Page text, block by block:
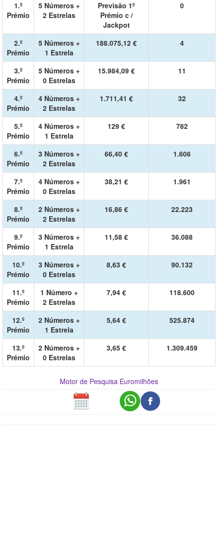
1.º
Prémio
5 Números +
2 Estrelas
Previsão 1º
Prémio c /
Jackpot
0
2.º
Prémio
5 Números +
1 Estrela
188.075,12 € 4
3.º
Prémio
5 Números +
0 Estrelas
15.984,09 € 11
4.º
Prémio
4 Números +
2 Estrelas
1.711,41 € 32
5.º
Prémio
4 Números +
1 Estrela
129 € 782
6.º
Prémio
3 Números +
2 Estrelas
66,40 € 1.606
7.º
Prémio
4 Números +
0 Estrelas
38,21 € 1.961
8.º
Prémio
2 Números +
2 Estrelas
16,86 € 22.223
9.º
Prémio
3 Números +
1 Estrela
11,58 € 36.088
10.º
Prémio
3 Números +
0 Estrelas
8,63 € 90.132
11.º
Prémio
1 Número +
2 Estrelas
7,94 € 118.600
12.º
Prémio
2 Números +
1 Estrela
5,64 € 525.874
13.º
Prémio
2 Números +
0 Estrelas
3,65 € 1.309.459
Motor de Pesquisa Euromilhões